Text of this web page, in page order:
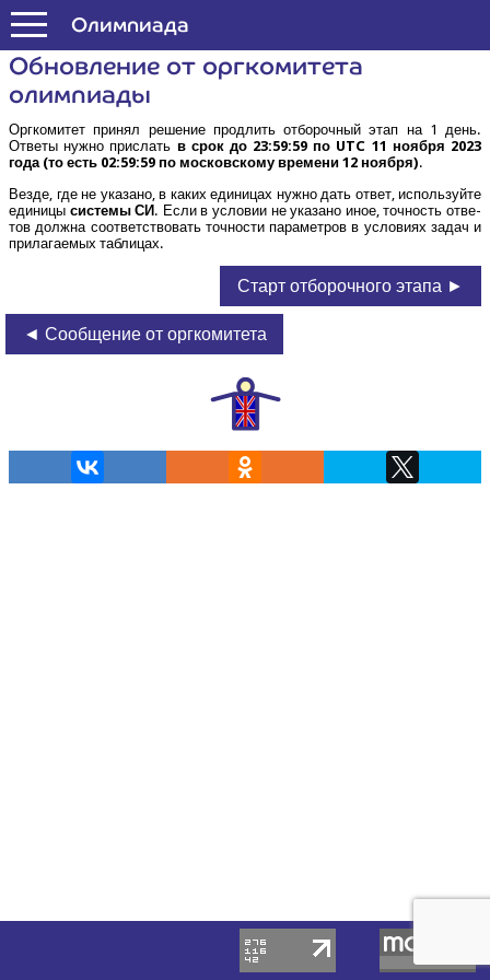
Формула Единства
Олим­пи­а­да
Обнов­ле­ние от орг­ко­ми­те­та
олимпиады
Орг­ко­ми­тет при­нял реше­ние про­длить отбо­роч­ный этап на 1 день.
Отве­ты нуж­но при­слать в срок до 23:59:59 по UTC 11 нояб­ря 2023
года (то есть 02:59:59 по мос­ков­ско­му вре­ме­ни 12 нояб­ря).
Вез­де, где не ука­за­но, в каких еди­ни­цах нуж­но дать ответ, исполь­зуй­те
еди­ни­цы систе­мы СИ. Если в усло­вии не ука­за­но иное, точ­ность отве­
тов долж­на соот­вет­ство­вать точ­но­сти пара­мет­ров в усло­ви­ях задач и
при­ла­га­е­мых таблицах.
Старт отборочного этапа ►
◄ Сообщение от оргкомитета